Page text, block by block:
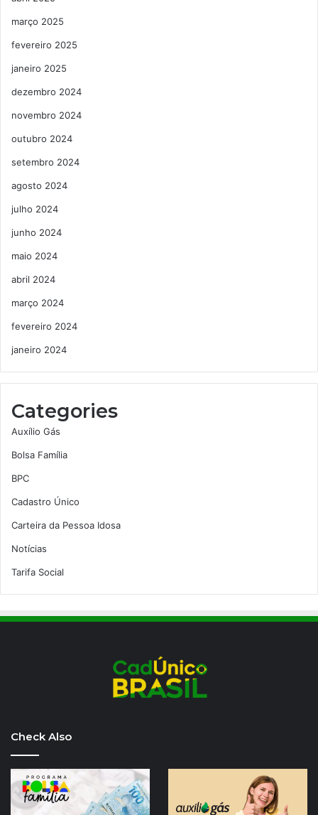
março 2025
fevereiro 2025
janeiro 2025
dezembro 2024
novembro 2024
outubro 2024
setembro 2024
agosto 2024
julho 2024
junho 2024
maio 2024
abril 2024
março 2024
fevereiro 2024
janeiro 2024
Categories
Auxílio Gás
Bolsa Família
BPC
Cadastro Único
Carteira da Pessoa Idosa
Notícias
Tarifa Social
Check Also